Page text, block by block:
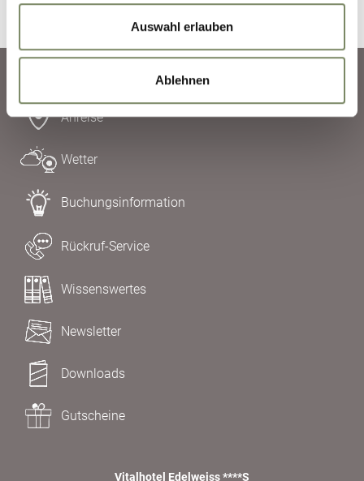
Auswahl erlauben
Ablehnen
Anreise
Wetter
Buchungsinformation
Rückruf-Service
Wissenswertes
Newsletter
Downloads
Gutscheine
Vitalhotel Edelweiss ****S